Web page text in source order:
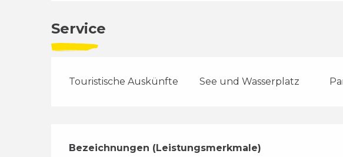
Service
Touristische Auskünfte See und Wasserplatz
Bezeichnungen (Leistungsmerkmale)
Bezeichnungen (Leistungsmerkmale)